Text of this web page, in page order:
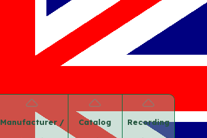
Manufacturer /
Catalog
Recording